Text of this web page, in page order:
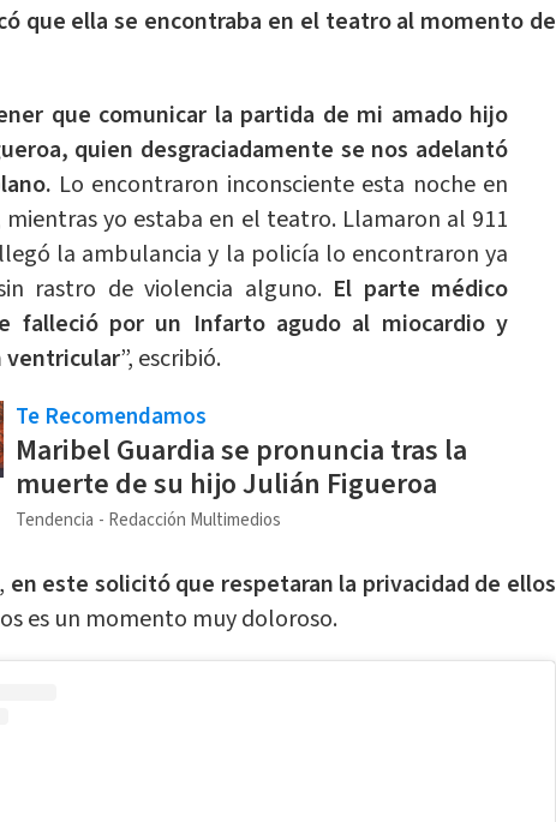
que ella se encontraba en el teatro al momento de
que comunicar la partida de mi amado hijo
quien desgraciadamente se nos adelantó
Lo encontraron inconsciente esta noche en
yo estaba en el teatro. Llamaron al 911
la ambulancia y la policía lo encontraron ya
rastro de violencia alguno. El parte médico
falleció por un Infarto agudo al miocardio y
”, escribió.
Te Recomendamos
Maribel Guardia se pronuncia tras la
muerte de su hijo Julián Figueroa
Tendencia Redacción Multimedios
en este solicitó que respetaran la privacidad de ellos
es un momento muy doloroso.